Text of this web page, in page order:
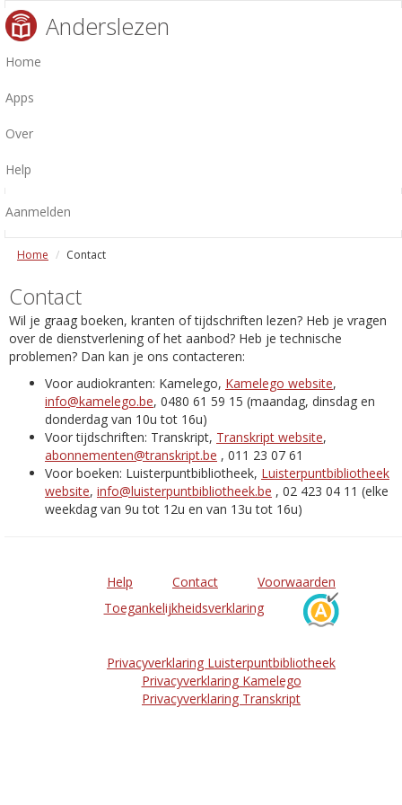
Anderslezen
Home
Apps
Over
Help
Aanmelden
Home Contact
Contact
Wil je graag boeken, kranten of tijdschriften lezen? Heb je vragen
over de dienstverlening of het aanbod? Heb je technische
problemen? Dan kan je ons contacteren:
Voor audiokranten: Kamelego, Kamelego website,
info@kamelego.be, 0480 61 59 15 (maandag, dinsdag en
donderdag van 10u tot 16u)
Voor tijdschriften: Transkript, Transkript website,
abonnementen@transkript.be , 011 23 07 61
Voor boeken: Luisterpuntbibliotheek, Luisterpuntbibliotheek
website, info@luisterpuntbibliotheek.be , 02 423 04 11 (elke
weekdag van 9u tot 12u en van 13u tot 16u)
Help Contact
Voorwaarden
Toegankelijkheidsverklaring
Privacyverklaring Luisterpuntbibliotheek
Privacyverklaring Kamelego
Privacyverklaring Transkript